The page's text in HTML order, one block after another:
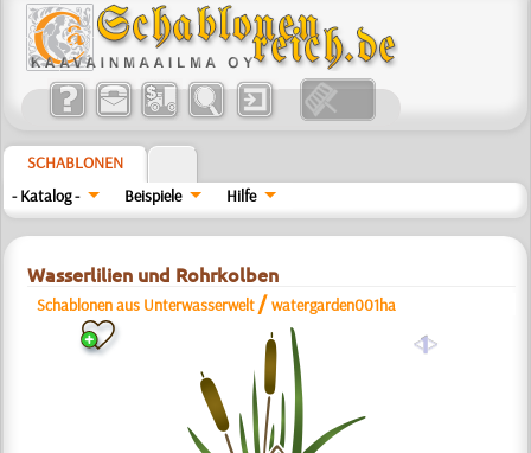
SCHABLONEN
- Katalog -
Beispiele Hilfe
Wasserlilien und Rohrkolben
Schablonen aus Unterwasserwelt /watergarden001ha
a